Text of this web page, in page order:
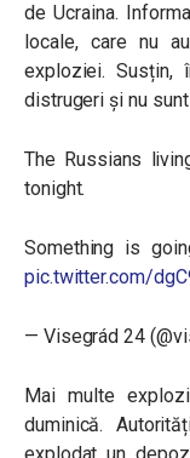
de Ucraina.
locale, care nu
exploziei. Susțin,
distrugeri și nu
The Russians
tonight.
Something is
pic.twitter.com/
— Visegrád 24
Mai multe
duminică.